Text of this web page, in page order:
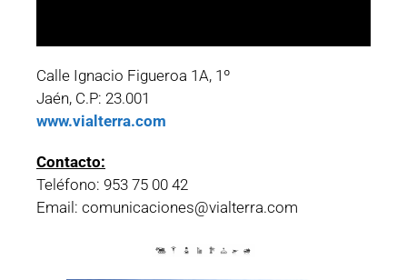
Calle Ignacio Figueroa 1A, 1º
Jaén, C.P: 23.001
www.vialterra.com
Contacto:
Teléfono: 953 75 00 42
Email: comunicaciones@vialterra.com